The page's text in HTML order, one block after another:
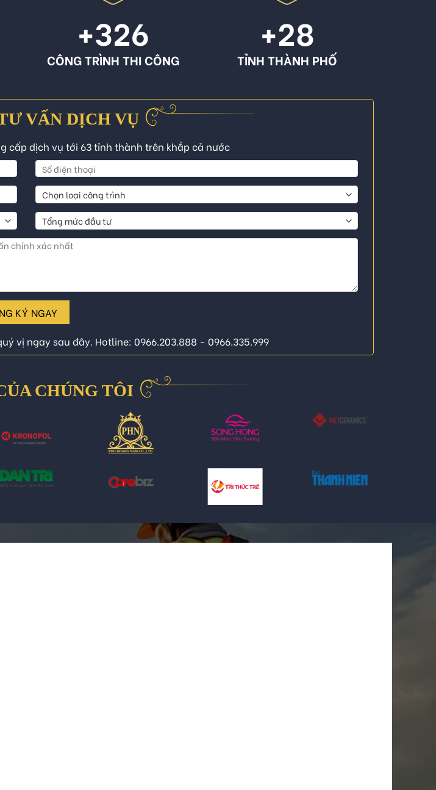
+326
CÔNG TRÌNH THI CÔNG
+28
TỈNH THÀNH PHỐ
VẤN DỊCH VỤ
cấp dịch vụ tới 63 tỉnh thành trên khắp cả nước
KÝ NGAY
vị ngay sau đây. Hotline: 0966.203.888 - 0966.335.999
CHÚNG TÔI